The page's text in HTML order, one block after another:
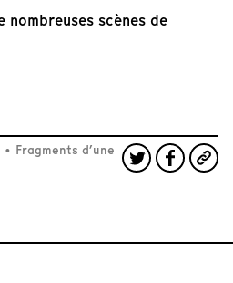
scènes de
• Fragments d’une